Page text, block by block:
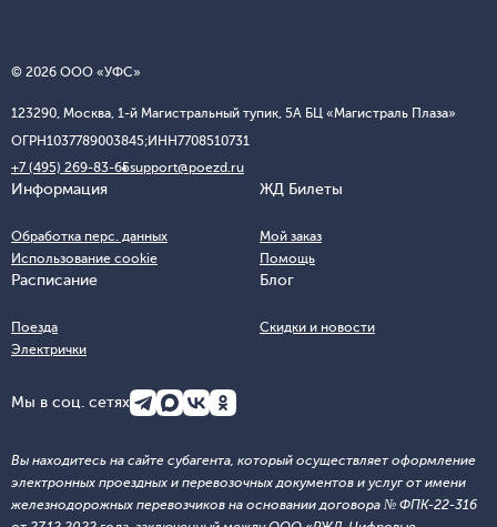
© 2026 ООО «УФС»
123290, Москва, 1-й Магистральный тупик, 5А БЦ «Магистраль Плаза»
ОГРН1037789003845;ИНН7708510731
+7 (495) 269-83-65support@poezd.ru
Информация
Обработка перс. данных
Использование cookie
ЖД Билеты
Мой заказ
Помощь
Расписание
Поезда
Электрички
Блог
Скидки и новости
Мы в соц. сетях
Вы находитесь на сайте субагента, который осуществляет оформление
электронных проездных и перевозочных документов и услуг от имени
железнодорожных перевозчиков на основании договора № ФПК-22-316